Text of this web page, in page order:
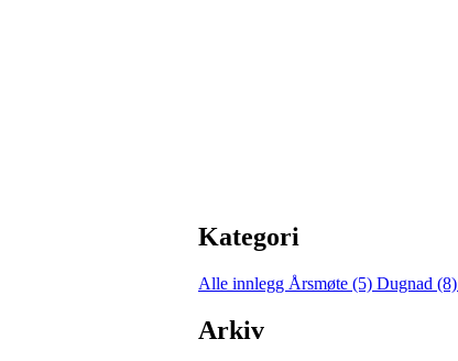
Kategori
Alle innlegg Årsmøte (5) Dugnad (8)
Arkiv